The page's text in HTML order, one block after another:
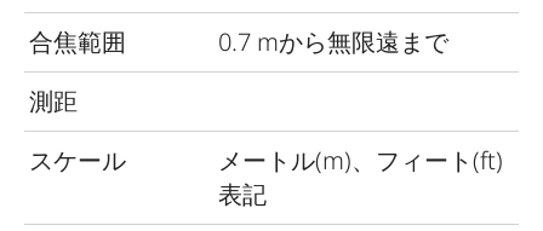
合焦範囲
0.7 mから無限遠まで
測距
スケール
メートル(m)、フィート(ft)
表記